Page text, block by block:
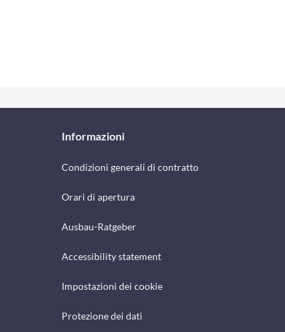
Informazioni
Condizioni generali di contratto
Orari di apertura
Ausbau-Ratgeber
Accessibility statement
Impostazioni dei cookie
Protezione dei dati